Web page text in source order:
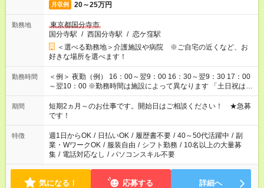
月収例 20～25万円
勤務地
東京都国分寺市
国分寺駅 / 西国分寺駅 / 恋ケ窪駅
＜選べる勤務地＞介護施設や病院 ※ご自宅の近くなど、お
好きな場所を選べます！
勤務時間
＜例＞ 夜勤（例） 16：00～翌9：00 16：30～翌9：30 17：00
～翌10：00 ※勤務時間は施設によって異なります 「土日祝は休
みたい」 「しっかり稼ぎたい」 「もう少し遅い時間から始めた
い」など ご希望にあったお仕事をご案内いたします。 ※未経験
の方の場合は1～2ヶ月間は日中での仕事を経験いただき、 お
仕事に慣れてからの夜勤になります。 ★家庭の都合でお休みが
必要な場合も遠慮なくご相談ください。
期間
短期2ヵ月～のお仕事です。開始日はご相談ください！ ★急募
です！
特徴 週1日からOK / 日払いOK / 履歴書不要 / 40～50代活躍中 / 副
業・WワークOK / 服装自由 / シフト勤務 / 10名以上の大量募
集 / 電話対応なし / パソコンスキル不要
気になる！ 応募する 詳細へ